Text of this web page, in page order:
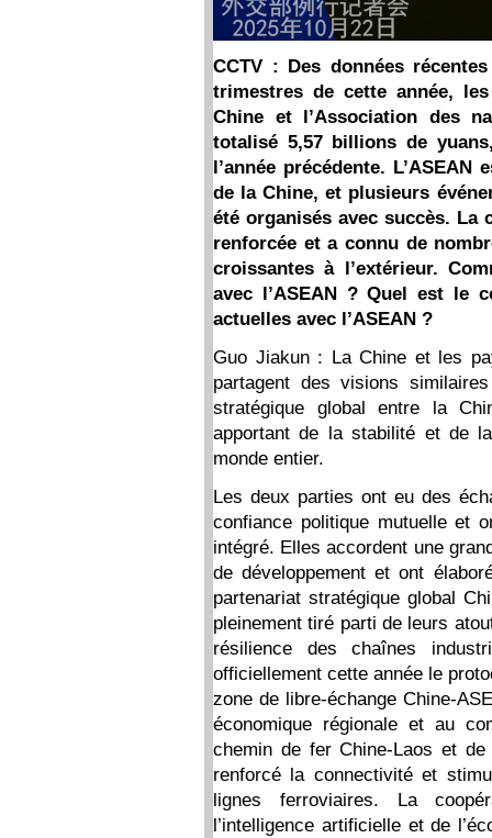
CCTV : Des données
trimestres de cette année,
Chine et l’Association des
totalisé 5,57 billions de
l’année précédente.
de la Chine, et plusieurs
été organisés avec succès. La
renforcée et a connu de
croissantes à l’extérieur.
avec l’ASEAN ? Quel est le
actuelles avec l’ASEAN ?
Guo Jiakun : La Chine et les
partagent des visions
stratégique global entre la
apportant de la stabilité et de
monde entier.
Les deux parties ont eu des
confiance politique mutuelle et
intégré. Elles accordent une
de développement et ont
partenariat stratégique global
pleinement tiré parti de leurs
résilience des chaînes
officiellement cette année le
zone de libre-échange Chine-
économique régionale et au
chemin de fer Chine-Laos et
renforcé la connectivité et
lignes ferroviaires. La
l’intelligence artificielle et de